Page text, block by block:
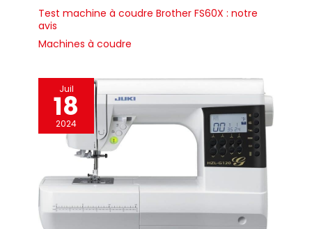
Test machine à coudre Brother FS60X : notre
avis
Machines à coudre
Juil
18
2024